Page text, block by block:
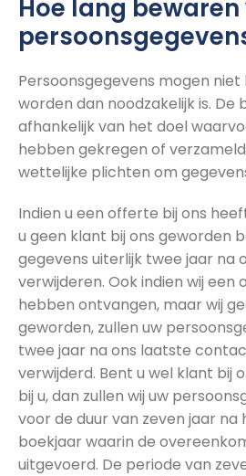
Hoe lang bewaren
Persoonsgegevens mogen
worden dan noodzakelijk is. De
afhankelijk van het doel
hebben gekregen of
wettelijke plichten om
Indien u een offerte bij ons
u geen klant bij ons geworden
gegevens uiterlijk twee jaar na
verwijderen. Ook indien wij een
hebben ontvangen, maar wij
geworden, zullen uw
twee jaar na ons laatste
verwijderd. Bent u wel klant bij
bij u, dan zullen wij uw
voor de duur van zeven jaar na
boekjaar waarin de
uitgevoerd. De periode van